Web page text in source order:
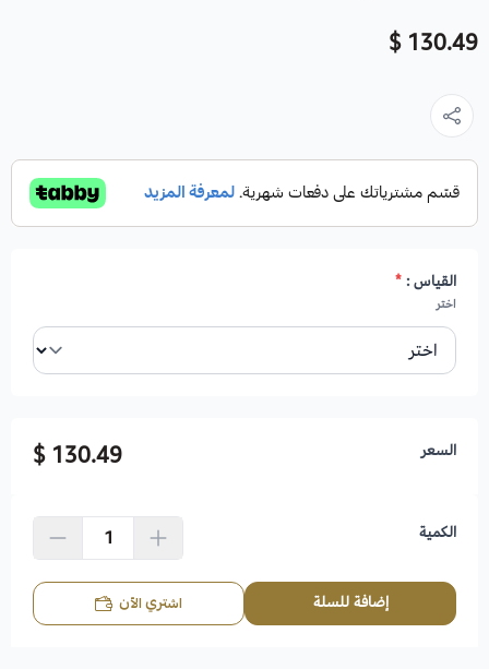
130.49 $
القياس :*
اختر
السعر 130.49 $
الكمية
إضافة للسلة اشتري الآن